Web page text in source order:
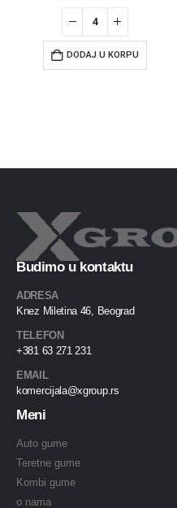
DODAJ U KORPU
Budimo u kontaktu
ADRESA
Knez Miletina 46, Beograd
TELEFON
+381 63 271 231
EMAIL
komercijala@xgroup.rs
Meni
Auto gume
Teretne gume
Kombi gume
o nama